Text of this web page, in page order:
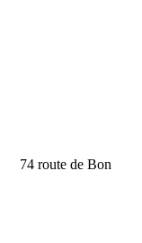
74 route de Bon